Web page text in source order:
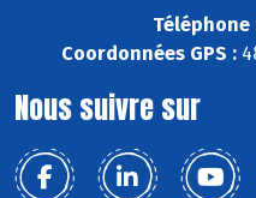
Téléphone
Coordonnées GPS :
Nous suivre sur